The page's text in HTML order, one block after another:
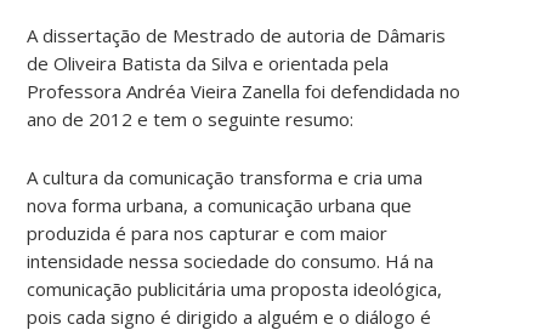
A dissertação de Mestrado de autoria de Dâmaris
de Oliveira Batista da Silva e orientada pela
Professora Andréa Vieira Zanella foi defendidada no
ano de 2012 e tem o seguinte resumo:
A cultura da comunicação transforma e cria uma
nova forma urbana, a comunicação urbana que
produzida é para nos capturar e com maior
intensidade nessa sociedade do consumo. Há na
comunicação publicitária uma proposta ideológica,
pois cada signo é dirigido a alguém e o diálogo é